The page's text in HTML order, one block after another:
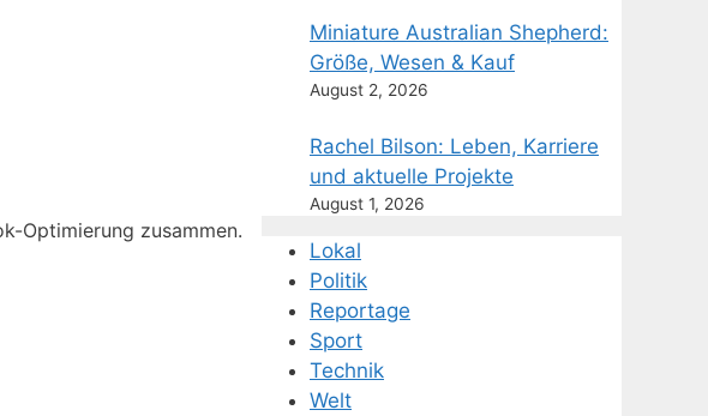
Optimierung zusammen.
Miniature Australian Shepherd:
Größe, Wesen & Kauf
August 2, 2026
Rachel Bilson: Leben, Karriere
und aktuelle Projekte
August 1, 2026
Lokal
Politik
Reportage
Sport
Technik
Welt